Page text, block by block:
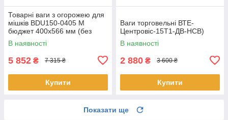
Товарні ваги з огорожею для
мішків BDU150-0405 М
бюджет 400х566 мм (без
стійки)
В наявності
5 852 ₴ 7 315 ₴
Купити
Ваги торговельні ВТЕ-
Центровіс-15Т1-ДВ-НСВ)
В наявності
2 880 ₴ 3 600 ₴
Купити
Показати ще